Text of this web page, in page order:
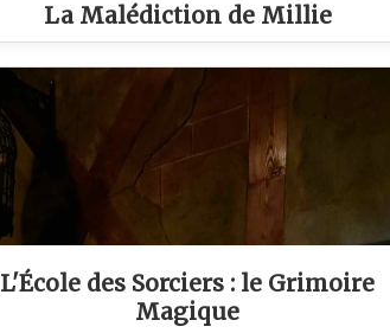
La Malédiction de Millie
L'École des Sorciers : le Grimoire
Magique